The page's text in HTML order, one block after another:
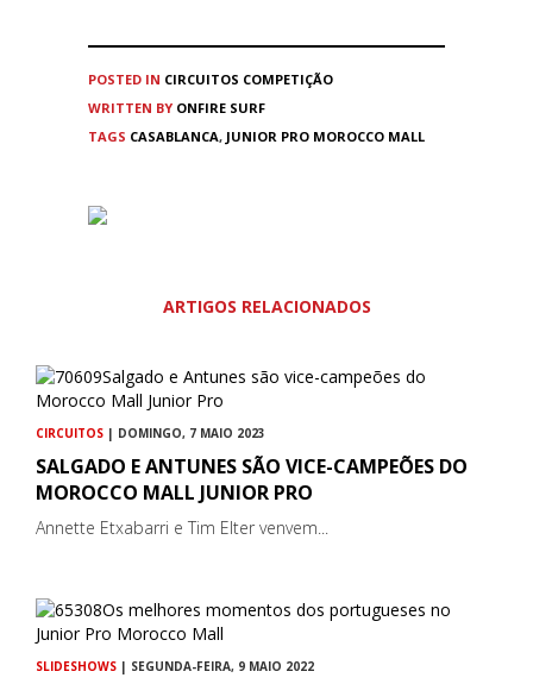
POSTED IN CIRCUITOS COMPETIÇÃO
WRITTEN BY ONFIRE SURF
TAGS CASABLANCA, JUNIOR PRO MOROCCO MALL
ARTIGOS RELACIONADOS
CIRCUITOS | DOMINGO, 7 MAIO 2023
SALGADO E ANTUNES SÃO VICE-CAMPEÕES DO
MOROCCO MALL JUNIOR PRO
Annette Etxabarri e Tim Elter venvem...
SLIDESHOWS | SEGUNDA-FEIRA, 9 MAIO 2022